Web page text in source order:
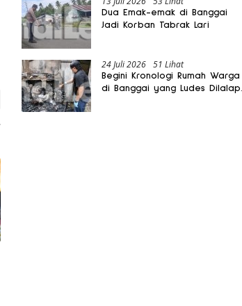
Dua Emak-emak di Banggai
Jadi Korban Tabrak Lari
24 Juli 2026 51 Lihat
Begini Kronologi Rumah Warga
di Banggai yang Ludes Dilalap